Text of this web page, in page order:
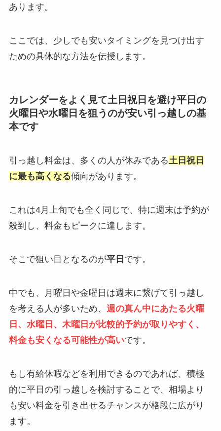
あります。
ここでは、少しでも安いタイミングを見つけ出す
ための具体的な方法を伝授します。
カレンダーをよく見て土日祝日を避け平日の
火曜日や水曜日を狙うのが安い引っ越しの基
本です
引っ越し料金は、多くの人が休みである土日祝日
に最も高くなる傾向があります。
これは4月上旬でも全く同じで、特に週末は予約が
殺到し、料金もピークに達します。
そこで狙い目となるのが平日 です。
中でも、月曜日や金曜日は週末に繋げて引っ越し
を考える人が多いため、 週の真ん中にあたる火曜
日、水曜日、木曜日が比較的予約が取りやすく、
料金も安くなる可能性が高いです。
もし有給休暇などを利用できるのであれば、積極
的に平日の引っ越しを検討することで、相場より
も安い料金を引き出せるチャンスが格段に広がり
ます。